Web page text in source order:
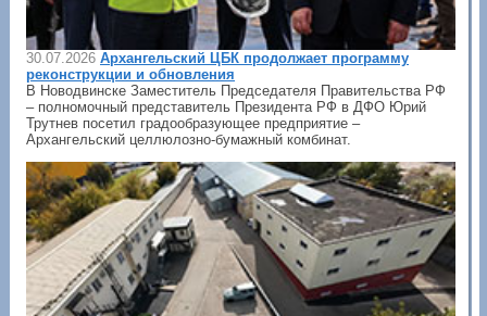
30.07.2026 Архангельский ЦБК продолжает программу
реконструкции и обновления
В Новодвинске Заместитель Председателя Правительства РФ
– полномочный представитель Президента РФ в ДФО Юрий
Трутнев посетил градообразующее предприятие –
Архангельский целлюлозно-бумажный комбинат.